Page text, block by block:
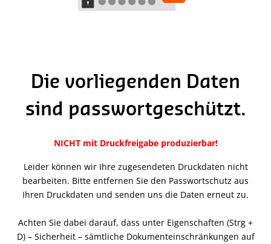
Die vorliegenden Daten
sind passwortgeschützt.
NICHT mit Druckfreigabe produzierbar!
Leider können wir Ihre zugesendeten Druckdaten nicht
bearbeiten. Bitte entfernen Sie den Passwortschutz aus
Ihren Druckdaten und senden uns die Daten erneut zu.
Achten Sie dabei darauf, dass unter Eigenschaften (Strg +
D) – Sicherheit – sämtliche Dokumenteinschränkungen auf